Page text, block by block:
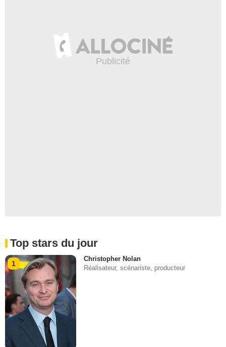
Top stars du jour
1
Christopher Nolan
Réalisateur, scénariste, producteur